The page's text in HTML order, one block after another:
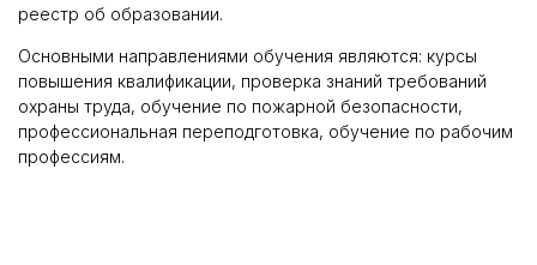
реестр об образовании.
Основными направлениями обучения являются: курсы
повышения квалификации, проверка знаний требований
охраны труда, обучение по пожарной безопасности,
профессиональная переподготовка, обучение по рабочим
профессиям.